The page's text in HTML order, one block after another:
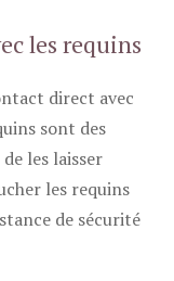
les requins
direct avec
sont des
les laisser
les requins
de sécurité